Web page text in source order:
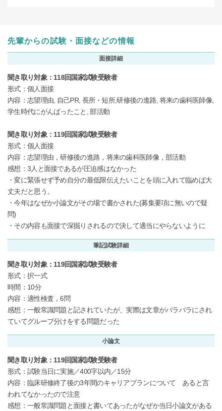
先輩からの試験・面接などの情報
面接詳細
聞き取り対象：118回国家試験受験者
形式：個人面接
内容：志望理由, 自己PR, 長所・短所,研修後の進路, 将来の歯科医師像,
学生時代にがんばったこと, 部活動
聞き取り対象：119回国家試験受験者
形式：個人面接
内容：志望理由，研修後の進路，将来の歯科医師像，部活動
感想：3人と面接であるが圧迫感はなかった
・変に緊張せず予め自分の最低限伝えたいことを頭に入れて臨めば大
丈夫だと思う。
・今年はなぜか小論文がその場で書かされた(募集要項に無いので疑
問)
・その内容も面接で深掘りされるので決して適当にやらないように
筆記試験詳細
聞き取り対象：119回国家試験受験者
形式：択一式
時間：10分
内容：適性検査，6問
感想：一般常識問題と記されていたが、実際は文章がバラバラにされ
ていてグループ分けをする問題だった
小論文
聞き取り対象：119回国家試験受験者
形式：試験当日に実施／400字以内／15分
内容：臨床研修終了後の3年間のキャリアプランについて あると言
われてなかったので注意
感想：一般常識問題と面接と書いてあったがなぜか当日小論文がある